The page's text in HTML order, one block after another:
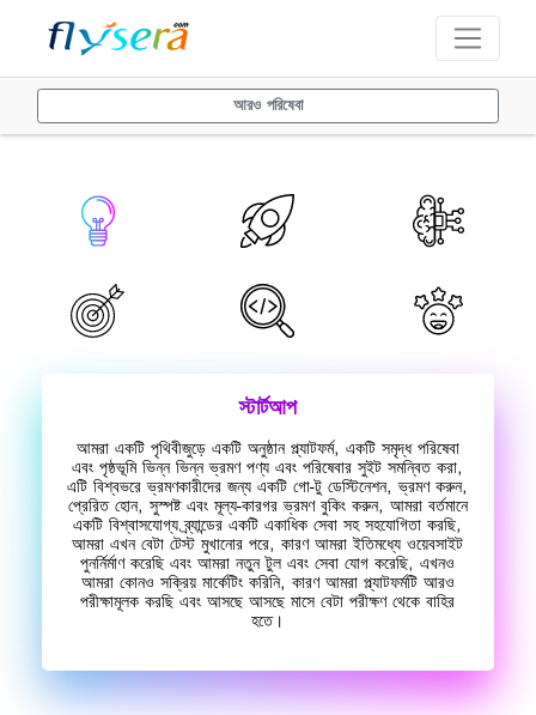
আরও পরিষেবা
স্টার্টআপ
আমরা একটি পৃথিবীজুড়ে একটি অনুষ্ঠান প্ল্যাটফর্ম, একটি সমৃদ্ধ পরিষেবা
এবং পৃষ্ঠভূমি ভিন্ন ভিন্ন ভ্রমণ পণ্য এবং পরিষেবার সুইট সমন্বিত করা,
এটি বিশ্বভরে ভ্রমণকারীদের জন্য একটি গো-টু ডেস্টিনেশন, ভ্রমণ করুন,
প্রেরিত হোন, সুস্পষ্ট এবং মূল্য-কারগর ভ্রমণ বুকিং করুন, আমরা বর্তমানে
একটি বিশ্বাসযোগ্য ব্র্যান্ডের একটি একাধিক সেবা সহ সহযোগিতা করছি,
আমরা এখন বেটা টেস্ট মুখানোর পরে, কারণ আমরা ইতিমধ্যে ওয়েবসাইট
পুনর্নির্মাণ করেছি এবং আমরা নতুন টুল এবং সেবা যোগ করেছি, এখনও
আমরা কোনও সক্রিয় মার্কেটিং করিনি, কারণ আমরা প্ল্যাটফর্মটি আরও
পরীক্ষামূলক করছি এবং আসছে আসছে মাসে বেটা পরীক্ষণ থেকে বাহির
হতে।